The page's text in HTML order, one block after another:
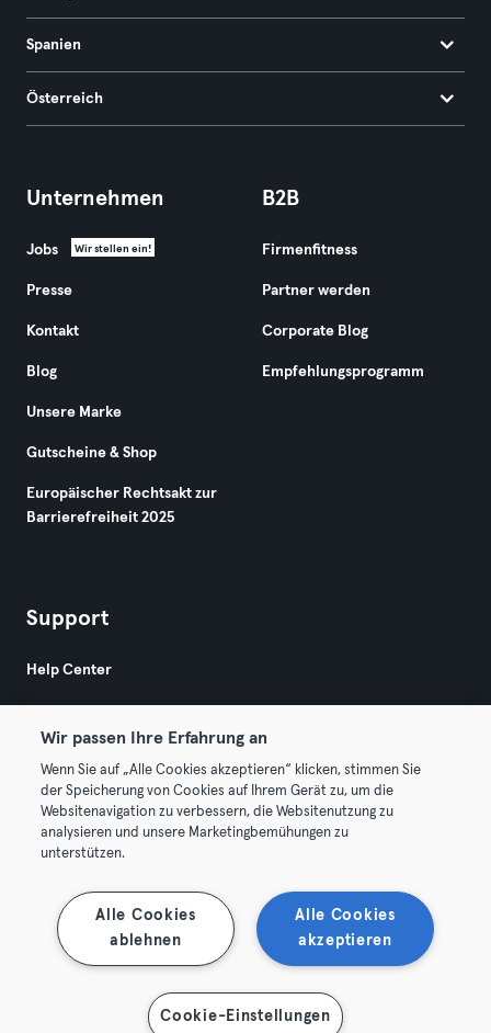
Spanien
Österreich
Unternehmen
Jobs Wir stellen ein!
Presse
Kontakt
Blog
Unsere Marke
Gutscheine & Shop
Europäischer Rechtsakt zur
Barrierefreiheit 2025
B2B
Firmenfitness
Partner werden
Corporate Blog
Empfehlungsprogramm
Support
Help Center
© 2026 Urban Sports Group GmbH. All rights reserved.
AGB Datenschutz
Vertrag hier kündigen Hier Verträge widerrufen
Wir passen Ihre Erfahrung an
Wenn Sie auf „Alle Cookies akzeptieren“ klicken, stimmen Sie
der Speicherung von Cookies auf Ihrem Gerät zu, um die
Websitenavigation zu verbessern, die Websitenutzung zu
analysieren und unsere Marketingbemühungen zu
unterstützen.
Alle Cookies
akzeptieren
Alle Cookies
ablehnen
Cookie-Einstellungen